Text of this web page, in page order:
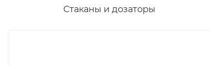
Стаканы и дозаторы